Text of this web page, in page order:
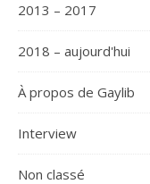
2013 – 2017
2018 – aujourd'hui
À propos de Gaylib
Interview
Non classé